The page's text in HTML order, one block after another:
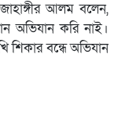
আলম বলেন,
অভিযান করি নাই।
শিকার বন্ধে অভিযান